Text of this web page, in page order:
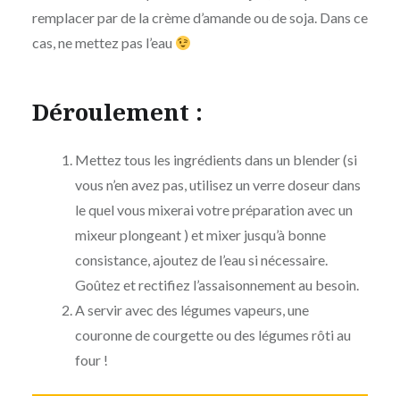
remplacer par de la crème d’amande ou de soja. Dans ce
cas, ne mettez pas l’eau
Déroulement :
Mettez tous les ingrédients dans un blender (si
vous n’en avez pas, utilisez un verre doseur dans
le quel vous mixerai votre préparation avec un
mixeur plongeant ) et mixer jusqu’à bonne
consistance, ajoutez de l’eau si nécessaire.
Goûtez et rectifiez l’assaisonnement au besoin.
A servir avec des légumes vapeurs, une
couronne de courgette ou des légumes rôti au
four !